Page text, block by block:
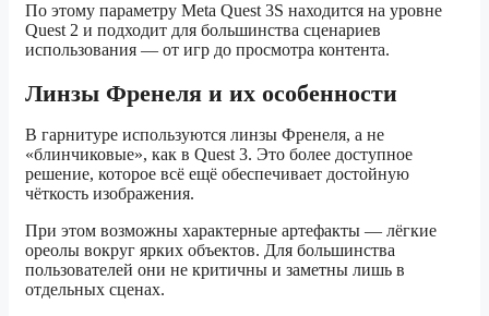
По этому параметру Meta Quest 3S находится на уровне
Quest 2 и подходит для большинства сценариев
использования — от игр до просмотра контента.
Линзы Френеля и их особенности
В гарнитуре используются линзы Френеля, а не
«блинчиковые», как в Quest 3. Это более доступное
решение, которое всё ещё обеспечивает достойную
чёткость изображения.
При этом возможны характерные артефакты — лёгкие
ореолы вокруг ярких объектов. Для большинства
пользователей они не критичны и заметны лишь в
отдельных сценах.